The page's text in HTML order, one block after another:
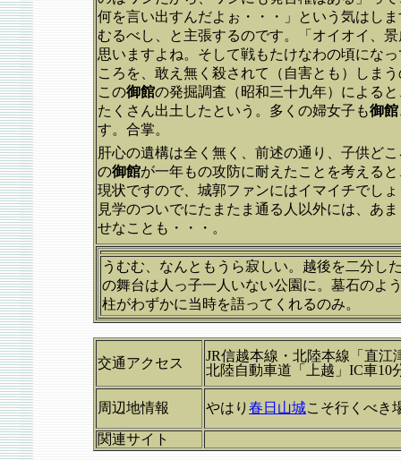
何を言い出すんだよぉ・・・」という気はし
むるべし、と主張するのです。「オイオイ、
思いますよね。そして戦もたけなわの頃にな
ころを、敢え無く殺されて（自害とも）しま
この御館の発掘調査（昭和三十九年）による
たくさん出土したという。多くの婦女子も御館
す。合掌。
肝心の遺構は全く無く、前述の通り、子供ど
の御館が一年もの攻防に耐えたことを考える
現状ですので、城郭ファンにはイマイチでし
見学のついでにたまたま通る人以外には、あ
せなことも・・・。
うむむ、なんともうら寂しい。越後を二分し
の舞台は人っ子一人いない公園に。墓石のよ
柱がわずかに当時を語ってくれるのみ。
交通アクセス
JR信越本線・北陸本線「直江
北陸自動車道「上越」IC
周辺地情報 やはり 春日山城こそ行くべき
関連サイト